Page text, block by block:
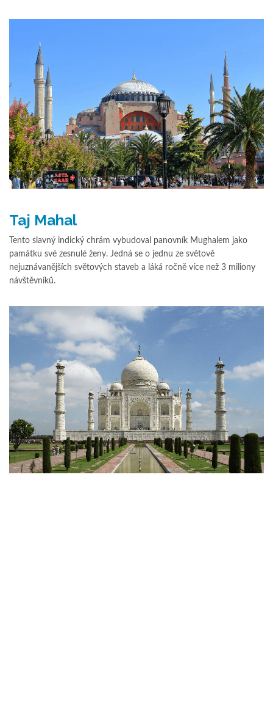
Taj Mahal
Tento slavný indický chrám vybudoval panovník Mughalem jako
památku své zesnulé ženy. Jedná se o jednu ze světově
nejuznávanějších světových staveb a láká ročně více než 3 miliony
návštěvníků.